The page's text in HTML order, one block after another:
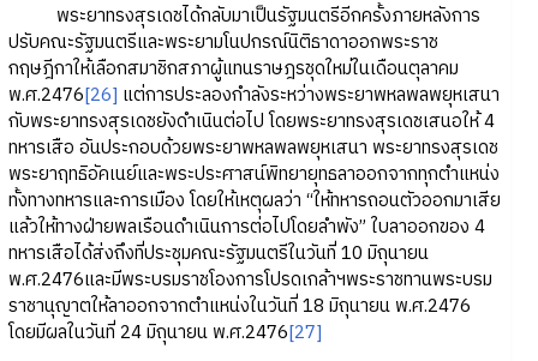
พระยาทรงสุรเดชได้กลับมาเป็นรัฐมนตรีอีกครั้งภายหลังการ
ปรับคณะรัฐมนตรีและพระยามโนปกรณ์นิติธาดาออกพระราช
กฤษฎีกาให้เลือกสมาชิกสภาผู้แทนราษฎรชุดใหม่ในเดือนตุลาคม
พ.ศ.2476[26] แต่การประลองกำลังระหว่างพระยาพหลพลพยุหเสนา
กับพระยาทรงสุรเดชยังดำเนินต่อไป โดยพระยาทรงสุรเดชเสนอให้ 4
ทหารเสือ อันประกอบด้วยพระยาพหลพลพยุหเสนา พระยาทรงสุรเดช
พระยาฤทธิอัคเนย์และพระประศาสน์พิทยายุทธลาออกจากทุกตำแหน่ง
ทั้งทางทหารและการเมือง โดยให้เหตุผลว่า “ให้ทหารถอนตัวออกมาเสีย
แล้วให้ทางฝ่ายพลเรือนดำเนินการต่อไปโดยลำพัง” ใบลาออกของ 4
ทหารเสือได้ส่งถึงที่ประชุมคณะรัฐมนตรีในวันที่ 10 มิถุนายน
พ.ศ.2476และมีพระบรมราชโองการโปรดเกล้าฯพระราชทานพระบรม
ราชานุญาตให้ลาออกจากตำแหน่งในวันที่ 18 มิถุนายน พ.ศ.2476
โดยมีผลในวันที่ 24 มิถุนายน พ.ศ.2476[27]